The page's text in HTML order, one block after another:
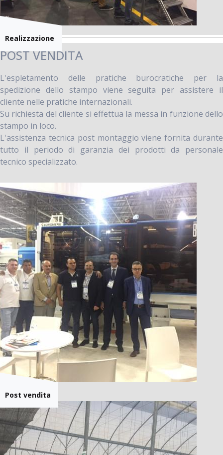
Realizzazione
POST VENDITA
L'espletamento delle pratiche burocratiche per la
spedizione dello stampo viene seguita per assistere il
cliente nelle pratiche internazionali.
Su richiesta del cliente si effettua la messa in funzione dello
stampo in loco.
L'assistenza tecnica post montaggio viene fornita durante
tutto il periodo di garanzia dei prodotti da personale
tecnico specializzato.
Post vendita